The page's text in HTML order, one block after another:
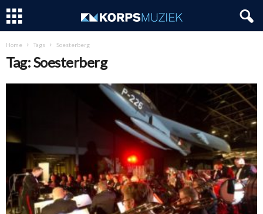
Home Tags Soesterberg
Tag: Soesterberg